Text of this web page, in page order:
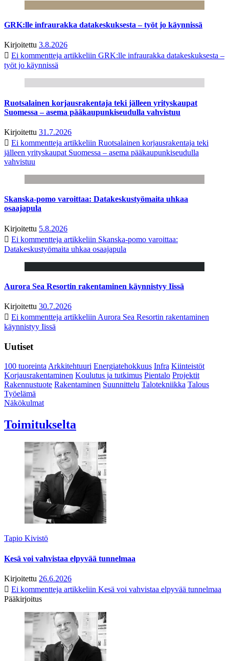
GRK:lle infraurakka datakeskuksesta – työt jo käynnissä
Kirjoitettu 3.8.2026
Ei kommentteja artikkeliin GRK:lle infraurakka datakeskuksesta –
työt jo käynnissä
Ruotsalainen korjausrakentaja teki jälleen yrityskaupat
Suomessa – asema pääkaupunkiseudulla vahvistuu
Kirjoitettu 31.7.2026
Ei kommentteja artikkeliin Ruotsalainen korjausrakentaja teki
jälleen yrityskaupat Suomessa – asema pääkaupunkiseudulla
vahvistuu
Skanska-pomo varoittaa: Datakeskustyömaita uhkaa
osaajapula
Kirjoitettu 5.8.2026
Ei kommentteja artikkeliin Skanska-pomo varoittaa:
Datakeskustyömaita uhkaa osaajapula
Aurora Sea Resortin rakentaminen käynnistyy Iissä
Kirjoitettu 30.7.2026
Ei kommentteja artikkeliin Aurora Sea Resortin rakentaminen
käynnistyy Iissä
Uutiset
100 tuoreintaArkkitehtuuri Energiatehokkuus Infra Kiinteistöt
Korjausrakentaminen Koulutus ja tutkimus Pientalo Projektit
Rakennustuote Rakentaminen Suunnittelu Talotekniikka Talous
Työelämä
Näkökulmat
Toimitukselta
Tapio Kivistö
Kesä voi vahvistaa elpyvää tunnelmaa
Kirjoitettu 26.6.2026
Ei kommentteja artikkeliin Kesä voi vahvistaa elpyvää tunnelmaa
Pääkirjoitus